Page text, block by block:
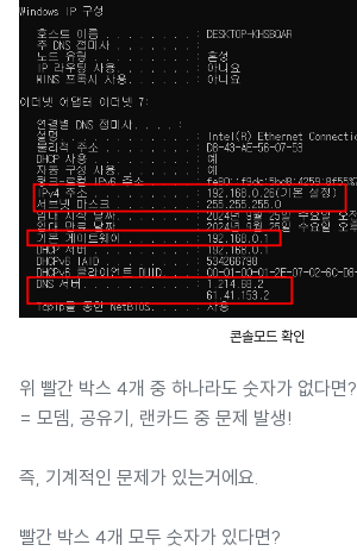
콘솔모드 확인
위 빨간 박스 4개 중 하나라도 숫자가 없다면?
= 모뎀, 공유기, 랜카드 중 문제 발생!
즉, 기계적인 문제가 있는거에요.
빨간 박스 4개 모두 숫자가 있다면?